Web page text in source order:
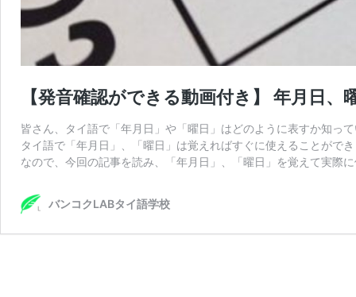
【発音確認ができる動画付き】 年月日
皆さん、タイ語で「年月日」や「曜日」はどのように表すか知っ
タイ語で「年月日」、「曜日」は覚えればすぐに使えることがで
なので、今回の記事を読み、「年月日」、「曜日」を覚えて実際
バンコクLABタイ語学校